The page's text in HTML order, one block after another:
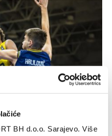
BH d.o.o. Sarajevo. Više
od Švedske